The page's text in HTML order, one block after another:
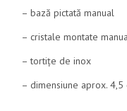
– bază pictată manual
– cristale montate
– tortițe de inox
– dimensiune aprox. 4,5